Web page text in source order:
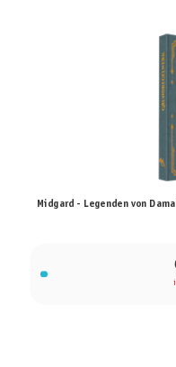
Midgard - Legenden von